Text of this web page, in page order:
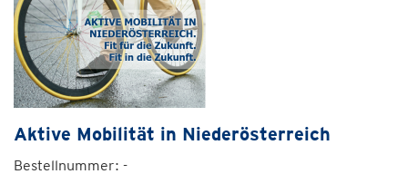
Aktive Mobilität in Niederösterreich
Bestellnummer: -